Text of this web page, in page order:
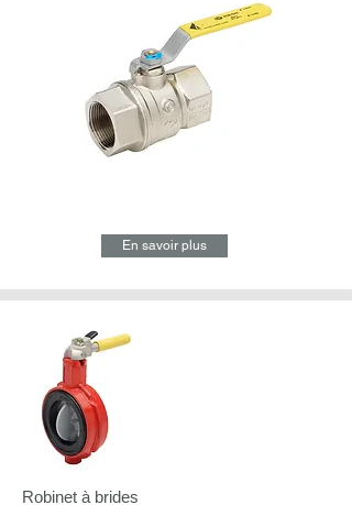
En savoir plus
Robinet à brides